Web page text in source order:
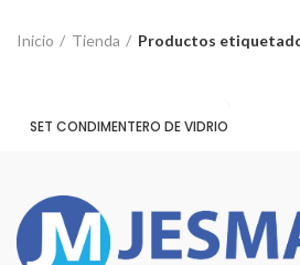
Inicio Tienda Productos
SET CONDIMENTERO DE VIDRIO